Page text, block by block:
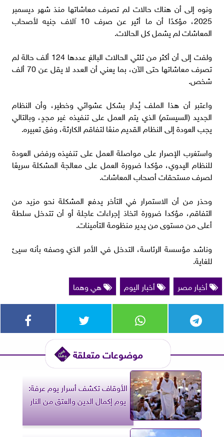
ونوه إلى أن هناك حالات لم تصرف معاشاتها منذ شهر ديسمبر
2025، مؤكدًا أن ما أثير عن صرف 10 آلاف جنيه لأصحاب
المعاشات لم يشمل كل الحالات.
ولفت إلى أن أكثر من ثلثي الحالات البالغ عددها 124 ألف حالة لم
تصرف معاشاتها حتى الآن، بما يعني أن العدد لا يقل عن 70 ألف
شخص.
واعتبر أن هذا الملف يُدار بشكل عشوائي وخطير، وأن النظام
الجديد (السيستم) الذي يتم العمل على تنفيذه غير مجدٍ، وبالتالي
يجب العودة إلى النظام القديم منعًا لتفاقم الكارثة، وفق تعبيره.
واستغرب الإصرار على مواصلة العمل على تنفيذه ورفض العودة
للنظام اليدوي، مؤكدا ضرورة العمل على معالجة المشكلة سريعًا
لصرف مستحقات أصحاب المعاشات.
وحذر من أن الاستمرار في التأخر يدفع المشكلة نحو مزيد من
التفاقم، مؤكدا ضرورة اتخاذ إجراءات عاجلة أو أن تتدخل سلطة
أعلى من مستوى من يدير منظومة التأمينات.
وناشد مؤسسة الرئاسة، التدخل في الأمر الذي وصفه بأنه سيئ
للغاية.
أخبار مصر
أخبار اليوم هي وهما
موضوعات متعلقة
الأوقاف تكشف أسرار يوم عرفة:
يوم إكمال الدين والعتق من النار